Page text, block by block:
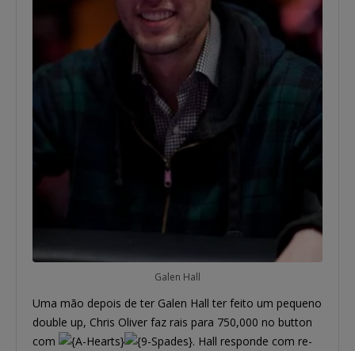
Galen Hall
Uma mão depois de ter Galen Hall ter feito um pequeno
double up, Chris Oliver faz rais para 750,000 no button
com
. Hall responde com re-